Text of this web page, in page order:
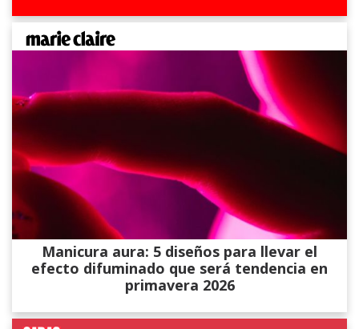
Manicura aura: 5 diseños para llevar el
efecto difuminado que será tendencia en
primavera 2026